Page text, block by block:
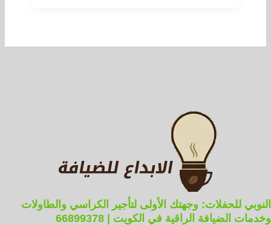
النوبي للحفلات: وجهتك الأولى لتأجير الكراسي والطاولات
وخدمات الضيافة الراقية في الكويت | 66899378